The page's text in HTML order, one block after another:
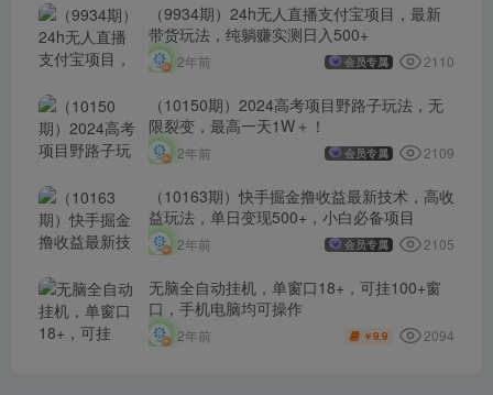
（9934期）24h无人直播支付宝项目，最新
带货玩法，纯躺赚实测日入500+
2年前 会员专属 2110
（10150期）2024高考项目野路子玩法，无
限裂变，最高一天1W＋！
2年前 会员专属 2109
（10163期）快手掘金撸收益最新技术，高收
益玩法，单日变现500+，小白必备项目
2年前 会员专属 2105
无脑全自动挂机，单窗口18+，可挂100+窗
口，手机电脑均可操作
2年前 ￥9.9 2094